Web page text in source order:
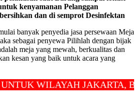
kenyamanan Pelanggan
dan di semprot Desinfektan
banyak penyedia jasa persewaan Meja
sebagai penyewa Pilihlah dengan bijak
meja yang mewah, berkualitas dan
kesan yang baik untuk acara yang
WILAYAH JAKARTA,